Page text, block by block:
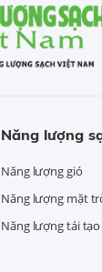
Năng lượng
Năng lượng gió
Năng lượng mặt
Năng lượng tái tạo